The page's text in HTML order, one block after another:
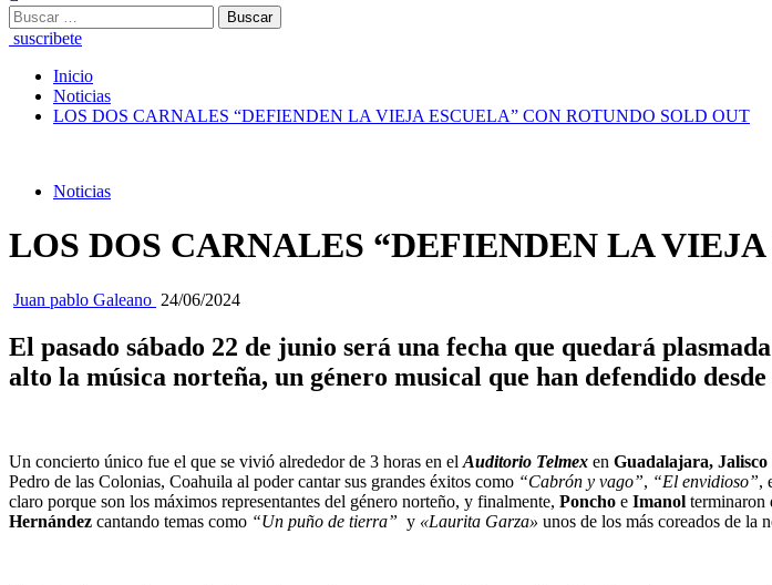
Buscar:
suscribete
Inicio
Noticias
LOS DOS CARNALES “DEFIENDEN LA VIEJA ESCUELA” CON ROTUNDO SOLD OUT
Noticias
LOS DOS CARNALES “DEFIENDEN LA
Juan pablo Galeano 24/06/2024
El pasado sábado 22 de junio será una fecha que quedará
alto la música norteña, un género musical que han defendido
Un concierto único fue el que se vivió alrededor de 3 horas en el Auditorio Telmex en Guadalajara, Jalisco
Pedro de las Colonias, Coahuila al poder cantar sus grandes éxitos como “Cabrón y vago”, “El envidioso”,
claro porque son los máximos representantes del género norteño, y finalmente, Poncho e Imanol terminaron
Hernández cantando temas como “Un puño de tierra” y «Laurita Garza» unos de los más coreados de la